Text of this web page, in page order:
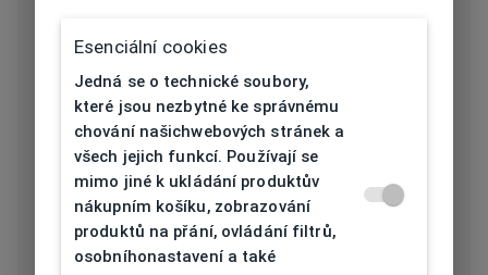
Šířka očnice
53
Šířka nosníku
[mm]
19
Esenciální cookies
Jedná se o technické soubory,
které jsou nezbytné ke správnému
chování našichwebových stránek a
všech jejich funkcí. Používají se
mimo jiné k ukládání produktův
nákupním košíku, zobrazování
produktů na přání, ovládání filtrů,
osobníhonastavení a také